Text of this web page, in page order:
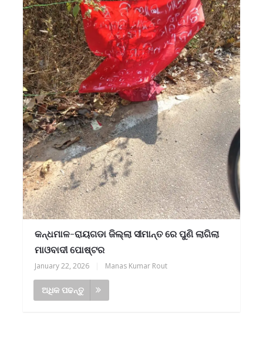
କନ୍ଧମାଳ-ରାୟଗଡା ଜିଲ୍ଲା ସୀମାନ୍ତ ରେ ପୁଣି ଲାଗିଲା
ମାଓବାଦୀ ପୋଷ୍ଟର
January 22, 2026 Manas Kumar Rout
ଅଧିକ ପଢନ୍ତୁ